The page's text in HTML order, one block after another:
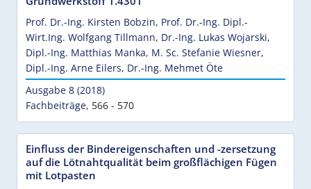
Prof. Dr.-Ing. Kirsten Bobzin, Prof. Dr.-Ing. Dipl.-
Wirt.Ing. Wolfgang Tillmann, Dr.-Ing. Lukas Wojarski,
Dipl.-Ing. Matthias Manka, M. Sc. Stefanie Wiesner,
Dipl.-Ing. Arne Eilers, Dr.-Ing. Mehmet Öte
Ausgabe 8 (2018)
Fachbeiträge, 566 - 570
Einfluss der Bindereigenschaften und -zersetzung
auf die Lötnahtqualität beim großflächigen Fügen
mit Lotpasten